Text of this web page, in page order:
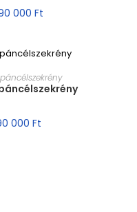
000 Ft
000 Ft